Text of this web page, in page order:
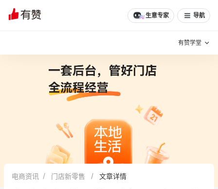
生意专家 导航
有赞学堂
增长方法
有赞专家说
新零售最佳实践
面对面聊增长
文章 问诊 分享
电商资讯 门店新零售 文章详情